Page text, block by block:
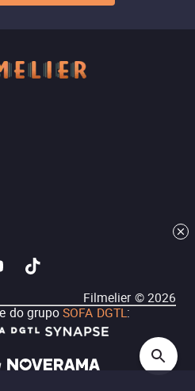
Filmelier ©2026
do grupoSOFA DGTL: